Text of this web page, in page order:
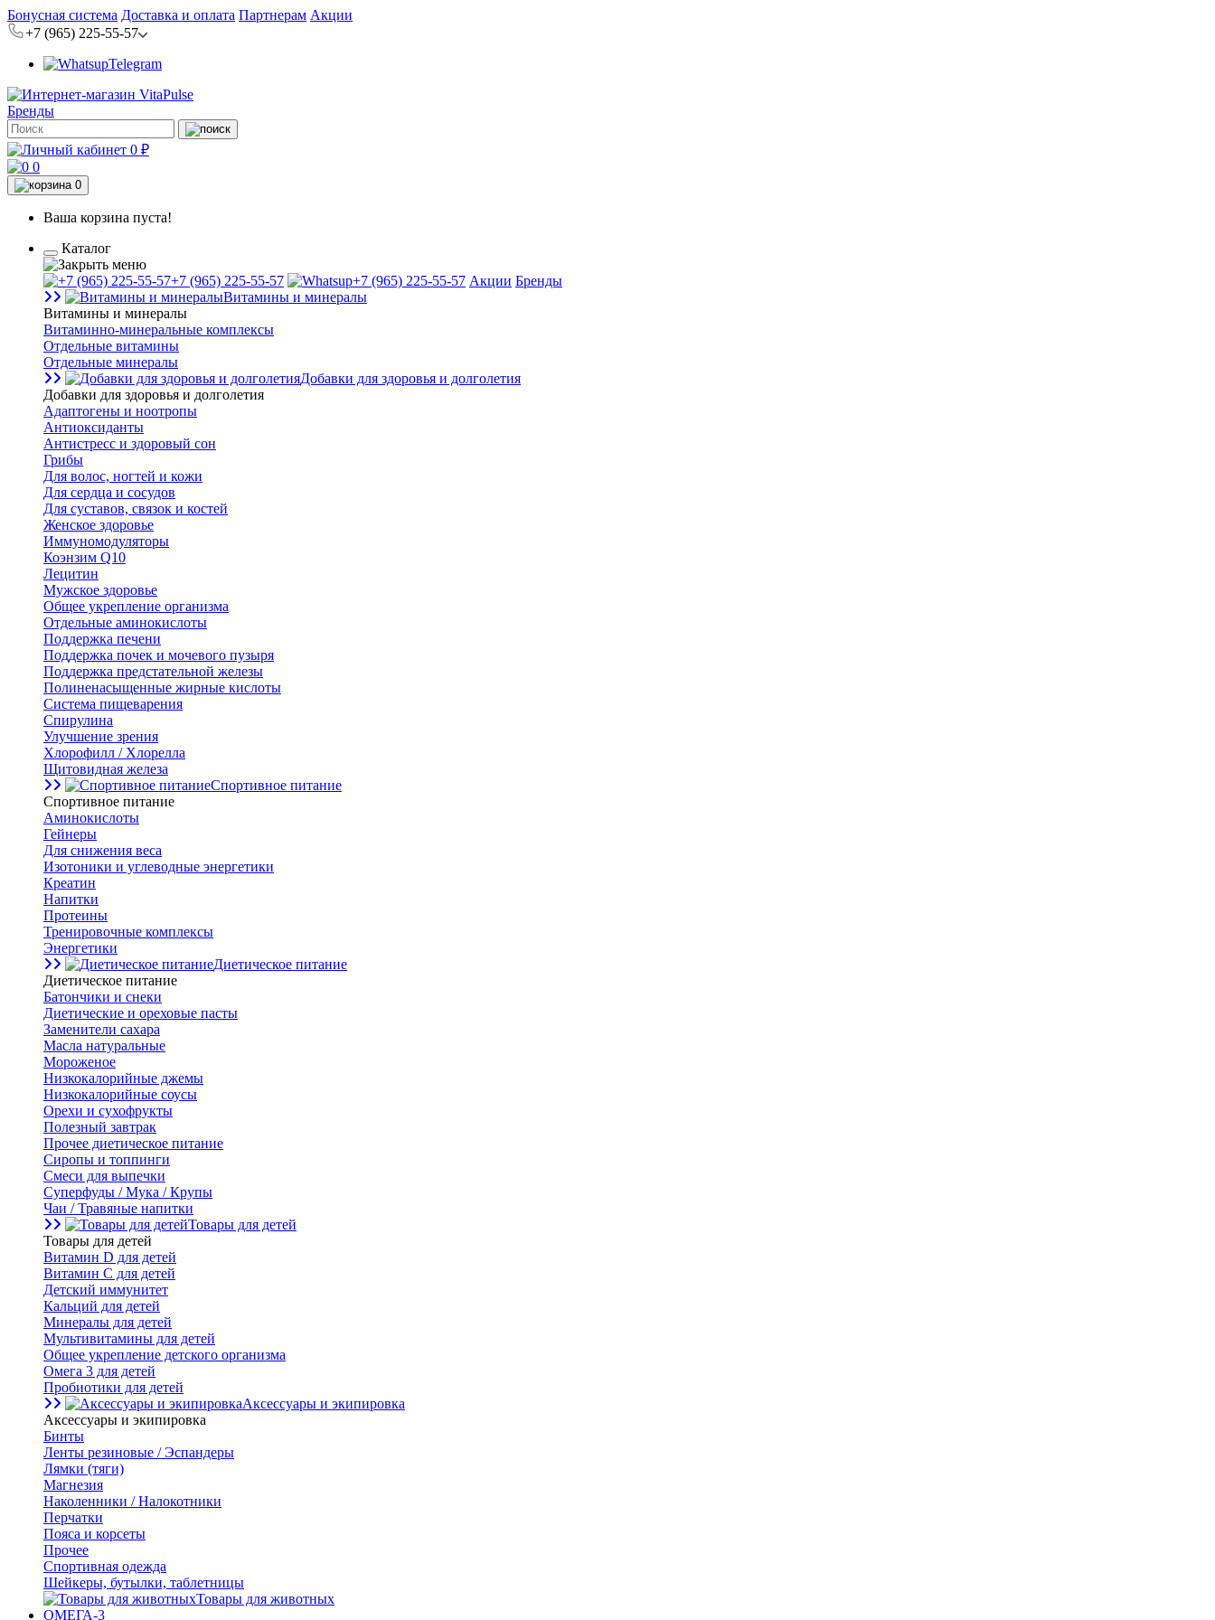
Бонусная система Доставка и оплата Партнерам Акции
+7 (965) 225-55-57
Telegram
Бренды
0 ₽
0
0
Ваша корзина пуста!
Каталог
+7 (965) 225-55-57 +7 (965) 225-55-57 Акции Бренды
Витамины и минералы
Витамины и минералы
Витаминно-минеральные комплексы
Отдельные витамины
Отдельные минералы
Добавки для здоровья и долголетия
Добавки для здоровья и долголетия
Адаптогены и ноотропы
Антиоксиданты
Антистресс и здоровый сон
Грибы
Для волос, ногтей и кожи
Для сердца и сосудов
Для суставов, связок и костей
Женское здоровье
Иммуномодуляторы
Коэнзим Q10
Лецитин
Мужское здоровье
Общее укрепление организма
Отдельные аминокислоты
Поддержка печени
Поддержка почек и мочевого пузыря
Поддержка предстательной железы
Полиненасыщенные жирные кислоты
Система пищеварения
Спирулина
Улучшение зрения
Хлорофилл / Хлорелла
Щитовидная железа
Спортивное питание
Спортивное питание
Аминокислоты
Гейнеры
Для снижения веса
Изотоники и углеводные энергетики
Креатин
Напитки
Протеины
Тренировочные комплексы
Энергетики
Диетическое питание
Диетическое питание
Батончики и снеки
Диетические и ореховые пасты
Заменители сахара
Масла натуральные
Мороженое
Низкокалорийные джемы
Низкокалорийные соусы
Орехи и сухофрукты
Полезный завтрак
Прочее диетическое питание
Сиропы и топпинги
Смеси для выпечки
Суперфуды / Мука / Крупы
Чаи / Травяные напитки
Товары для детей
Товары для детей
Витамин D для детей
Витамин С для детей
Детский иммунитет
Кальций для детей
Минералы для детей
Мультивитамины для детей
Общее укрепление детского организма
Омега 3 для детей
Пробиотики для детей
Аксессуары и экипировка
Аксессуары и экипировка
Бинты
Ленты резиновые / Эспандеры
Лямки (тяги)
Магнезия
Наколенники / Налокотники
Перчатки
Пояса и корсеты
Прочее
Спортивная одежда
Шейкеры, бутылки, таблетницы
Товары для животных
ОМЕГА-3